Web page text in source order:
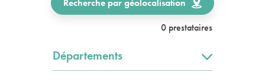
Recherche par géolocalisation
0 prestataires
Départements